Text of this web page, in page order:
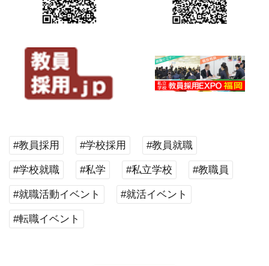
#教員採用 #学校採用 #教員就職
#学校就職 #私学 #私立学校 #教職員
#就職活動イベント #就活イベント
#転職イベント